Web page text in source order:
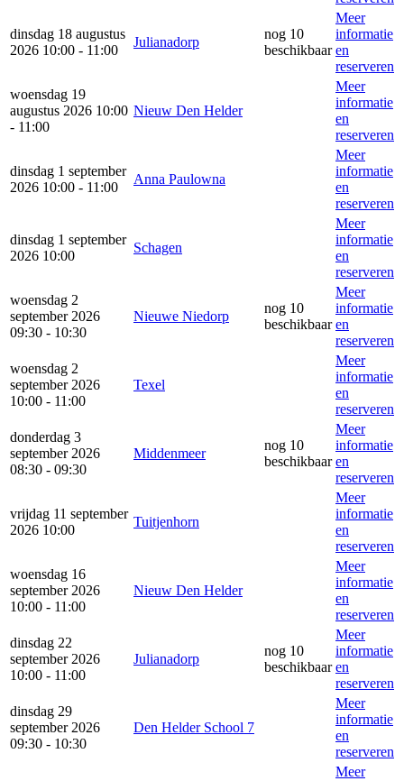
dinsdag 18 augustus
2026 10:00 - 11:00
Julianadorp
nog 10
beschikbaar
Meer
informatie
en
reserveren
woensdag 19
augustus 2026 10:00
- 11:00
Nieuw Den Helder
Meer
informatie
en
reserveren
dinsdag 1 september
2026 10:00 - 11:00
Anna Paulowna
Meer
informatie
en
reserveren
dinsdag 1 september
2026 10:00
Schagen
Meer
informatie
en
reserveren
woensdag 2
september 2026
09:30 - 10:30
Nieuwe Niedorp
nog 10
beschikbaar
Meer
informatie
en
reserveren
woensdag 2
september 2026
10:00 - 11:00
Texel
Meer
informatie
en
reserveren
donderdag 3
september 2026
08:30 - 09:30
Middenmeer
nog 10
beschikbaar
Meer
informatie
en
reserveren
vrijdag 11 september
2026 10:00
Tuitjenhorn
Meer
informatie
en
reserveren
woensdag 16
september 2026
10:00 - 11:00
Nieuw Den Helder
Meer
informatie
en
reserveren
dinsdag 22
september 2026
10:00 - 11:00
Julianadorp
nog 10
beschikbaar
Meer
informatie
en
reserveren
dinsdag 29
september 2026
09:30 - 10:30
Den Helder School 7
Meer
informatie
en
reserveren
Meer